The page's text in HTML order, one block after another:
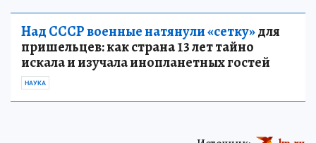
Над СССР военные натянули «сетку»для
пришельцев: как страна 13 лет тайно
искала и изучала инопланетных гостей
НАУКА